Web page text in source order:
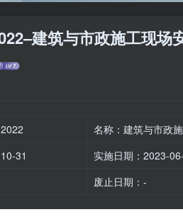
建筑与市政施工现场
名称：建筑与市政
31
实施日期：2023-
废止日期：-